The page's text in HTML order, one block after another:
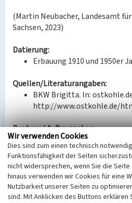
(Martin Neubacher, Landesamt
Sachsen, 2023)
Datierung:
Erbauung 1910 und 1950er
Quellen/Literaturangaben:
BKW Brigitta. In:
http://www.ostkohle.de/
Bauherr / Auftraggeber:
--
BKM-Nummer:30900186
Brikettfabrik Brigitta
Wir verwenden Cookies
Dies sind zum einen technisch
Funktionsfähigkeit der Seiten
nicht widersprechen, wenn Sie die
hinaus verwenden wir Cookies für eine
Nutzbarkeit unserer Seiten zu
sind. Mit Anklicken des Buttons erklären